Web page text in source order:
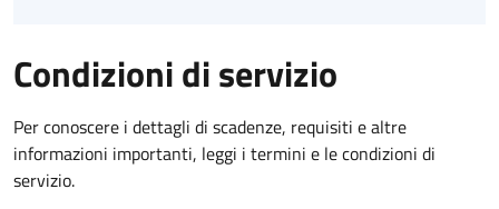
Condizioni di servizio
Per conoscere i dettagli di scadenze, requisiti e altre
informazioni importanti, leggi i termini e le condizioni di
servizio.